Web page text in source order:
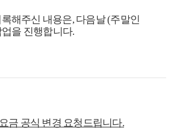
해주신 내용은, 다음날 (주말인
을 진행합니다.
금 공식 변경 요청드립니다.